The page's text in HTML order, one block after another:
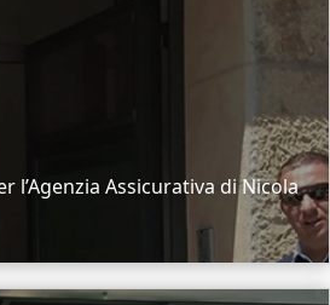
l’Agenzia Assicurativa di Nicola